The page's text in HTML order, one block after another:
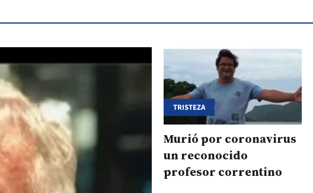
TRISTEZA
Murió por coronavirus
un reconocido
profesor correntino